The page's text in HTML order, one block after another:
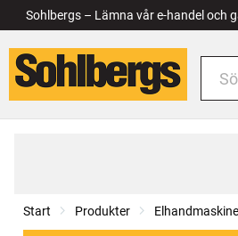
Sohlbergs – Lämna vår e-handel och
Start Produkter